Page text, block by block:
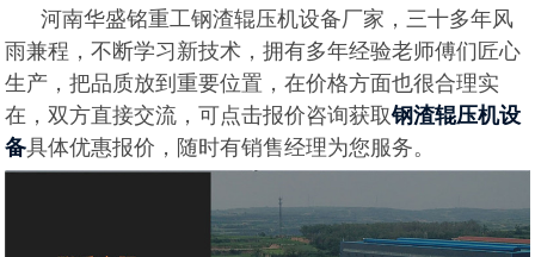
河南华盛铭重工钢渣辊压机设备厂家，三十多年风
雨兼程，不断学习新技术，拥有多年经验老师傅们匠心
生产，把品质放到重要位置，在价格方面也很合理实
在，双方直接交流，可点击报价咨询获取钢渣辊压机设
备具体优惠报价，随时有销售经理为您服务。